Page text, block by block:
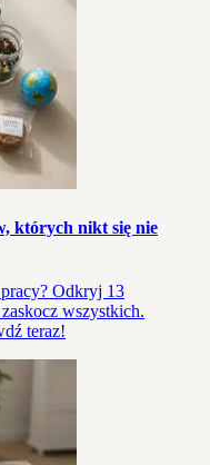
których nikt się nie
Odkryj 13
wszystkich.
teraz!